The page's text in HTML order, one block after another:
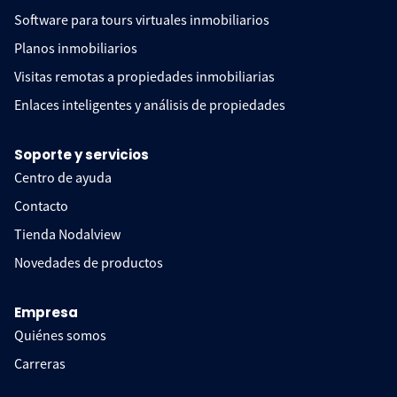
Software para tours virtuales inmobiliarios
Planos inmobiliarios
Visitas remotas a propiedades inmobiliarias
Enlaces inteligentes y análisis de propiedades
Soporte y servicios
Centro de ayuda
Contacto
Tienda Nodalview
Novedades de productos
Empresa
Quiénes somos
Carreras